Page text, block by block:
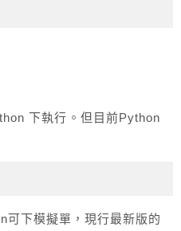
下執行。但目前Python
下模擬單，現行最新版的